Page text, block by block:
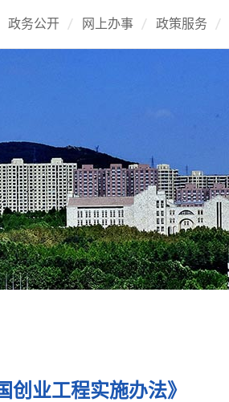
政务公开 网上办事 政策服务
创业工程实施办法》